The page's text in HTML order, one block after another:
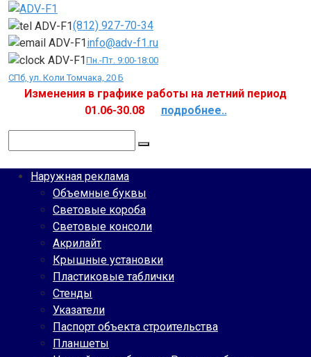
Перейти
контенту
(812) 927-70-34
info@adv-f1.ru
Пн.-Пт. 9:00-18:00
СПб, ул. Коли Томчака, 20 Б
Изменения в графике работы на летний период
01.06-30.08 подробнее..
Наружная реклама
Объемные буквы
Световые короба
Световые консоли
Акрилайт
Крышные установки
Пластиковые таблички
Стенды
Указатели
Паспорт объекта строительства
Планшеты